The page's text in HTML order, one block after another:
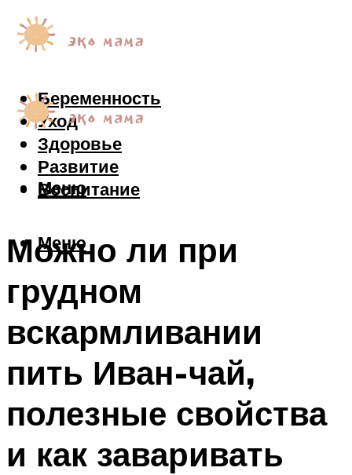
Беременность
Уход
Здоровье
Развитие
Воспитание
Меню
Меню
Можно ли при
грудном
вскармливании
пить Иван-чай,
полезные свойства
и как заваривать